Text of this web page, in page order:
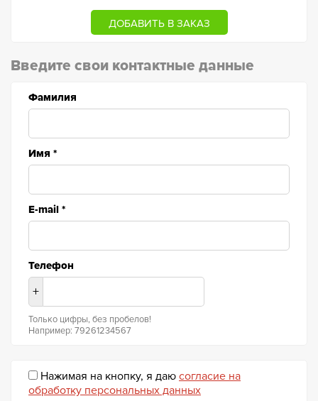
ДОБАВИТЬ В ЗАКАЗ
Введите свои контактные данные
Фамилия
Имя *
E-mail *
Телефон
+
Только цифры, без пробелов!
Например: 79261234567
Нажимая на кнопку, я даю согласие на
обработку персональных данных